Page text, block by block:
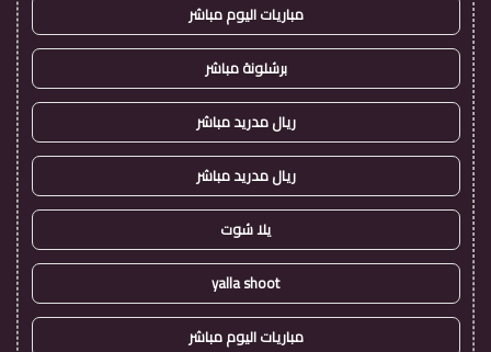
مباريات اليوم مباشر
برشلونة مباشر
ريال مدريد مباشر
ريال مدريد مباشر
يلا شوت
yalla shoot
مباريات اليوم مباشر